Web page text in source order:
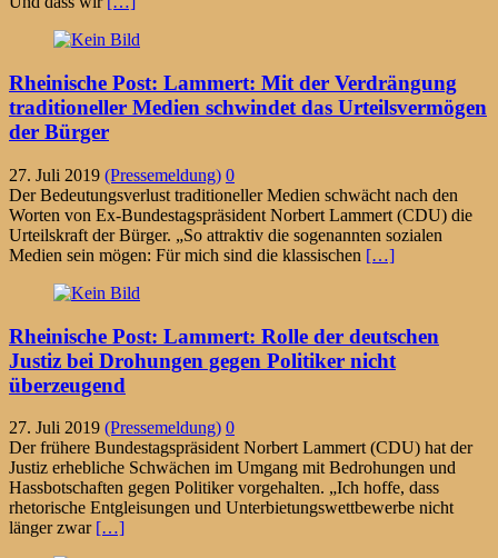
Rheinische Post: Lammert: Mit der Verdrängung
traditioneller Medien schwindet das Urteilsvermögen
der Bürger
27. Juli 2019 (Pressemeldung) 0
Der Bedeutungsverlust traditioneller Medien schwächt nach den
Worten von Ex-Bundestagspräsident Norbert Lammert (CDU) die
Urteilskraft der Bürger. „So attraktiv die sogenannten sozialen
Medien sein mögen: Für mich sind die klassischen […]
Rheinische Post: Lammert: Rolle der deutschen
Justiz bei Drohungen gegen Politiker nicht
überzeugend
27. Juli 2019 (Pressemeldung) 0
Der frühere Bundestagspräsident Norbert Lammert (CDU) hat der
Justiz erhebliche Schwächen im Umgang mit Bedrohungen und
Hassbotschaften gegen Politiker vorgehalten. „Ich hoffe, dass
rhetorische Entgleisungen und Unterbietungswettbewerbe nicht
länger zwar […]